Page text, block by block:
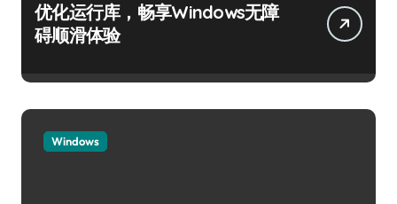
优化运行库，畅享Windows无障
碍顺滑体验
Windows